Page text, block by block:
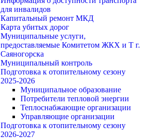
для инвалидов
Капитальный ремонт МКД
Карта убитых дорог
Муниципальные услуги,
предоставляемые Комитетом ЖКХ и Т г.
Саяногорска
Муниципальный контроль
Подготовка к отопительному сезону
2025-2026
Муниципальное образование
Потребители тепловой энергии
Теплоснабжающие организации
Управляющие организации
Подготовка к отопительному сезону
2026-2027